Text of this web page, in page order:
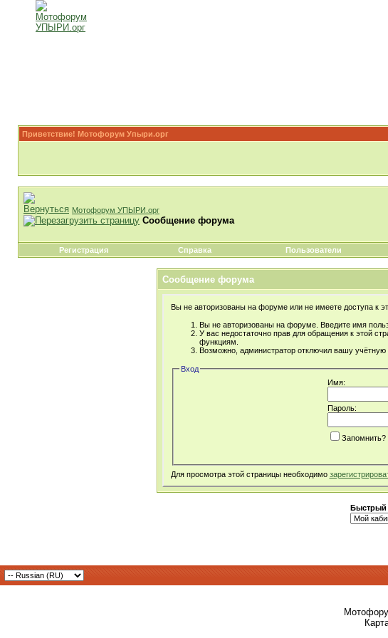
Приветствие! Мотофорум Упыри.орг
Мотофорум УПЫРИ.орг
Сообщение форума
Регистрация Справка Пользователи
Сообщение форума
Вы не авторизованы на форуме или не имеете доступа к
Вы не авторизованы на форуме. Введите имя
У вас недостаточно прав для обращения к этой
функциям.
Возможно, администратор отключил вашу
Вход
Имя:
Пароль:
Запомнить?
Для просмотра этой страницы необходимо
Быстрый